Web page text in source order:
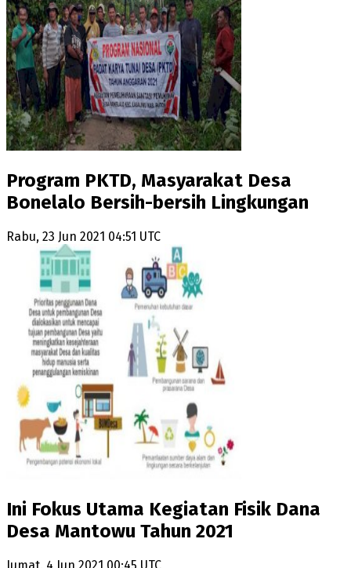
Program PKTD, Masyarakat Desa
Bonelalo Bersih-bersih Lingkungan
Rabu, 23 Jun 2021 04:51 UTC
Ini Fokus Utama Kegiatan Fisik Dana
Desa Mantowu Tahun 2021